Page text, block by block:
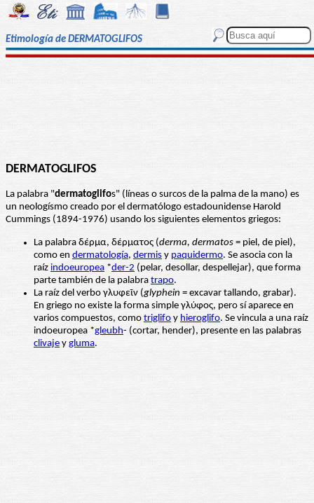
Etimología de DERMATOGLIFOS
DERMATOGLIFOS
La palabra "dermatoglifos" (líneas o surcos de la palma de la mano) es
un neologísmo creado por el dermatólogo estadounidense Harold
Cummings (1894-1976) usando los siguientes elementos griegos:
La palabra δέρμα, δέρματος (derma, dermatos = piel, de piel),
como en dermatología, dermis y paquidermo. Se asocia con la
raíz indoeuropea *der-2 (pelar, desollar, despellejar), que forma
parte también de la palabra trapo.
La raíz del verbo γλυφεῖν (glyphein = excavar tallando, grabar).
En griego no existe la forma simple γλύφος, pero sí aparece en
varios compuestos, como triglifo y hieroglifo. Se vincula a una raíz
indoeuropea *gleubh- (cortar, hender), presente en las palabras
clivaje y gluma.